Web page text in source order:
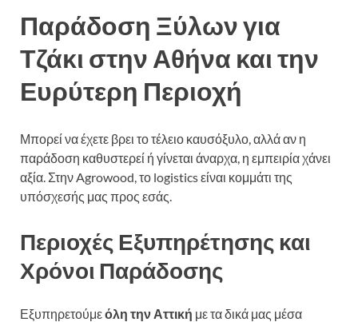
Παράδοση Ξύλων για
Τζάκι στην Αθήνα και την
Ευρύτερη Περιοχή
Μπορεί να έχετε βρει το τέλειο καυσόξυλο, αλλά αν η
παράδοση καθυστερεί ή γίνεται άναρχα, η εμπειρία χάνει
αξία. Στην Agrowood, το logistics είναι κομμάτι της
υπόσχεσής μας προς εσάς.
Περιοχές Εξυπηρέτησης και
Χρόνοι Παράδοσης
Εξυπηρετούμεόλη την Αττική με τα δικά μας μέσα